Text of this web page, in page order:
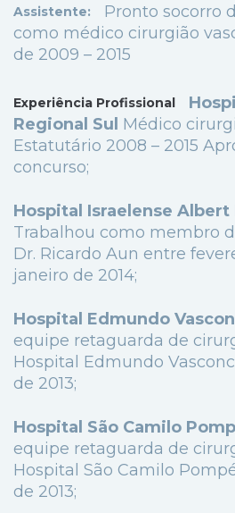
Assistente:
Pronto socorro
como médico cirurgião
de 2009 – 2015
Experiência Profissional
Regional Sul Médico
Estatutário 2008 – 2015
concurso;
Hospital Israelense
Trabalhou como membro
Dr. Ricardo Aun entre
janeiro de 2014;
Hospital Edmundo
equipe retaguarda de
Hospital Edmundo
de 2013;
Hospital São Camilo
equipe retaguarda de
Hospital São Camilo
de 2013;